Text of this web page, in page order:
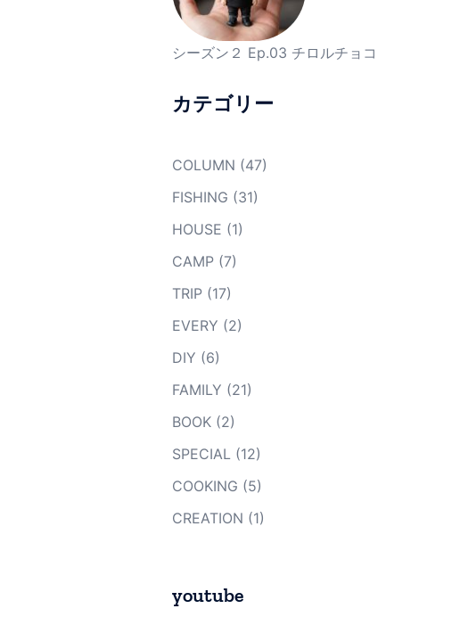
シーズン２ Ep.03 チロルチョコ
カテゴリー
COLUMN (47)
FISHING (31)
HOUSE (1)
CAMP (7)
TRIP (17)
EVERY (2)
DIY (6)
FAMILY (21)
BOOK (2)
SPECIAL (12)
COOKING (5)
CREATION (1)
youtube